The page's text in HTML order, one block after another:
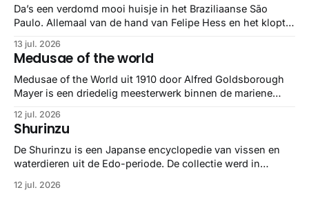
minstens
Da’s een verdomd mooi huisje in het Braziliaanse São
Paulo. Allemaal van de hand van Felipe Hess en het klopt
13 jul. 2026
Medusae of the world
Medusae of the World uit 1910 door Alfred Goldsborough
Mayer is een driedelig meesterwerk binnen de mariene
gedetailleerd overzicht van kwallensoorten en hun
taxonomie. Het boek staat bekend om de combinatie van
strikte wetenschap met prachtige, handgetekende
illustraties en kleurendrukplaten van Mayer zelf.
12 jul. 2026
Shurinzu
De Shurinzu is een Japanse encyclopedie van vissen en
waterdieren uit de Edo-periode. De collectie werd in
bekend om verfijnde technieken en bijna driedimensionale
12 jul. 2026